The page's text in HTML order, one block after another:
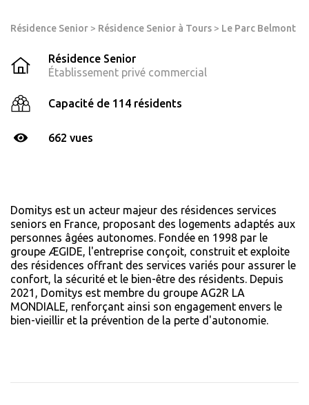
Résidence Senior > Résidence Senior à Tours > Le Parc Belmont
Résidence Senior
Établissement privé commercial
Capacité de 114 résidents
662 vues
Domitys est un acteur majeur des résidences services
seniors en France, proposant des logements adaptés aux
personnes âgées autonomes. Fondée en 1998 par le
groupe ÆGIDE, l'entreprise conçoit, construit et exploite
des résidences offrant des services variés pour assurer le
confort, la sécurité et le bien-être des résidents. Depuis
2021, Domitys est membre du groupe AG2R LA
MONDIALE, renforçant ainsi son engagement envers le
bien-vieillir et la prévention de la perte d'autonomie.